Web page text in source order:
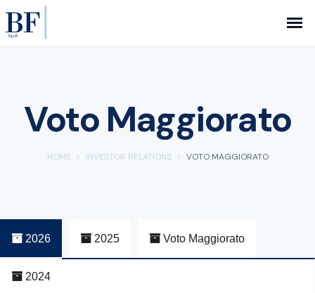
Voto Maggiorato
HOME INVESTOR RELATIONS VOTO MAGGIORATO
2026 2025 Voto Maggiorato
2024